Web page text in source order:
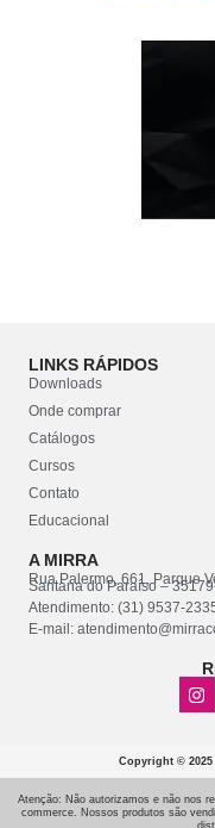
LINKS RÁPIDOS
Downloads
Onde comprar
Catálogos
Cursos
Contato
Educacional
A MIRRA
Rua Palermo, 661, Parque
Santana do Paraíso –
Atendimento: (31) 9537-
E-mail:
Copyright ©
Atenção: Não autorizamos e não nos
commerce. Nossos produtos são